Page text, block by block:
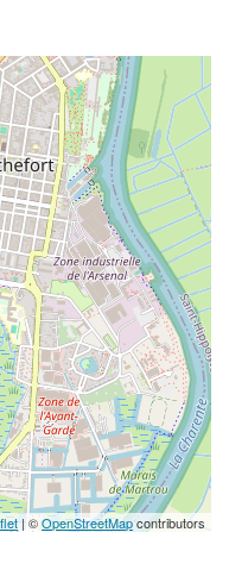
| ©OpenStreetMapcontributors